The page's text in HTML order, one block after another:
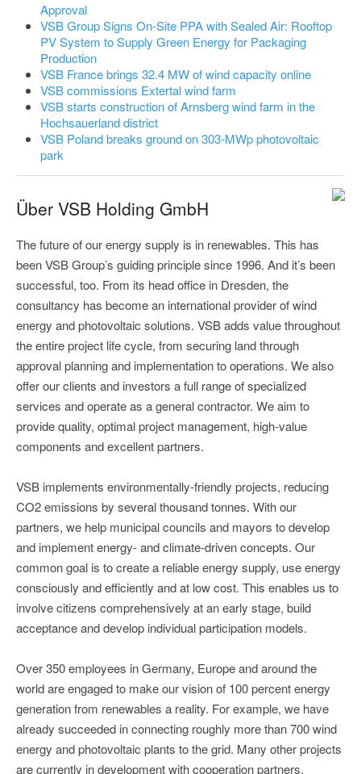
Approval
VSB Group Signs On-Site PPA with Sealed Air: Rooftop
PV System to Supply Green Energy for Packaging
Production
VSB France brings 32.4 MW of wind capacity online
VSB commissions Extertal wind farm
VSB starts construction of Arnsberg wind farm in the
Hochsauerland district
VSB Poland breaks ground on 303-MWp photovoltaic
park
Über VSB Holding GmbH
The future of our energy supply is in renewables. This has
been VSB Group’s guiding principle since 1996. And it’s been
successful, too. From its head office in Dresden, the
consultancy has become an international provider of wind
energy and photovoltaic solutions. VSB adds value throughout
the entire project life cycle, from securing land through
approval planning and implementation to operations. We also
offer our clients and investors a full range of specialized
services and operate as a general contractor. We aim to
provide quality, optimal project management, high-value
components and excellent partners.
VSB implements environmentally-friendly projects, reducing
CO2 emissions by several thousand tonnes. With our
partners, we help municipal councils and mayors to develop
and implement energy- and climate-driven concepts. Our
common goal is to create a reliable energy supply, use energy
consciously and efficiently and at low cost. This enables us to
involve citizens comprehensively at an early stage, build
acceptance and develop individual participation models.
Over 350 employees in Germany, Europe and around the
world are engaged to make our vision of 100 percent energy
generation from renewables a reality. For example, we have
already succeeded in connecting roughly more than 700 wind
energy and photovoltaic plants to the grid. Many other projects
are currently in development with cooperation partners,